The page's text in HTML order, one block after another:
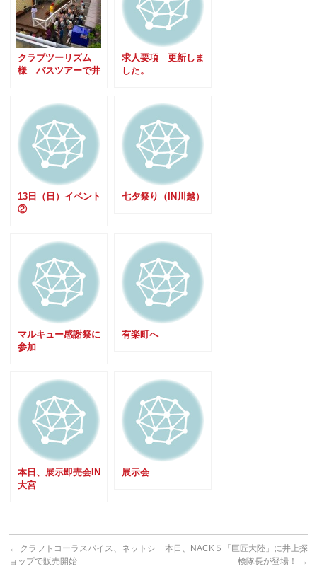
クラブツーリズム
様 バスツアーで井
求人要項 更新しま
した。
13日（日）イベント
②
七夕祭り（IN川越）
マルキュー感謝祭に
参加
有楽町へ
本日、展示即売会IN
大宮
展示会
← クラフトコーラスパイス、ネットシ
ョップで販売開始
本日、NACK５「巨匠大陸」に井上探
検隊長が登場！
→